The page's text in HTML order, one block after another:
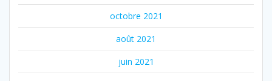
octobre 2021
août 2021
juin 2021